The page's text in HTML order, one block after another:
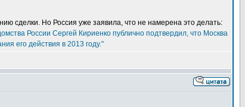
сделки. Но Россия уже заявила, что не намерена это делать:
России Сергей Кириенко публично подтвердил, что Москва
его действия в 2013 году."